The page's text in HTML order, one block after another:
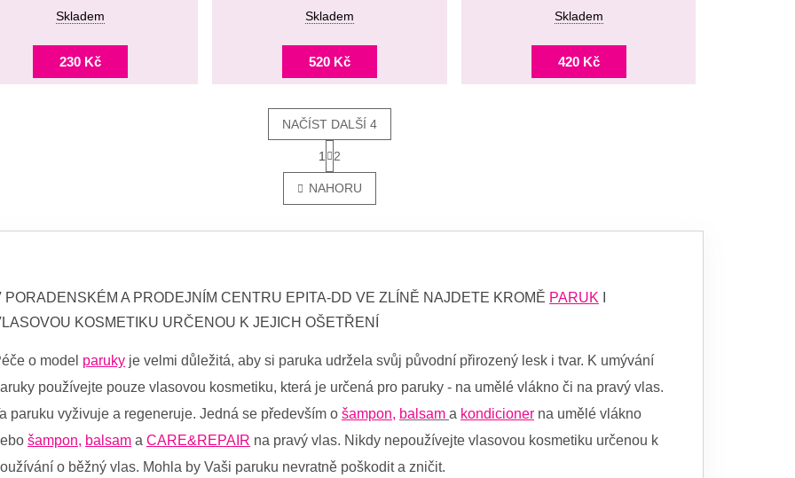
Skladem
230 Kč
Skladem
520 Kč
Skladem
420 Kč
O
V
L
D
P
R
V
Y
V
P
I
S
U
NAČÍST DALŠÍ 4
S
T
R
Á
N
O
Í
1 2
NAHORU
PORADENSKÉM A PRODEJNÍM CENTRU EPITA-DD VE ZLÍNĚ NAJDETE KROMĚ PARUK
KOSMETIKU URČENOU K JEJICH OŠETŘENÍ
o model paruky je velmi důležitá, aby si paruka udržela svůj původní přirozený lesk i tvar. K umývání
používejte pouze vlasovou kosmetiku, která je určená pro paruky - na umělé vlákno či na pravý vlas.
paruku vyživuje a regeneruje. Jedná se především o šampon, balsam a kondicioner na umělé vlákno
šampon, balsam a CARE&REPAIR na pravý vlas. Nikdy nepoužívejte vlasovou kosmetiku určenou k
o běžný vlas. Mohla by Vaši paruku nevratně poškodit a zničit.